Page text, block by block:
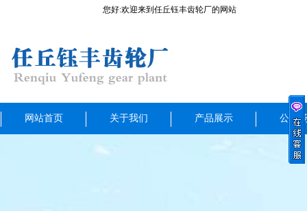
您好:欢迎来到任丘钰丰齿轮厂的网站
网站首页 关于我们 产品展示 公司